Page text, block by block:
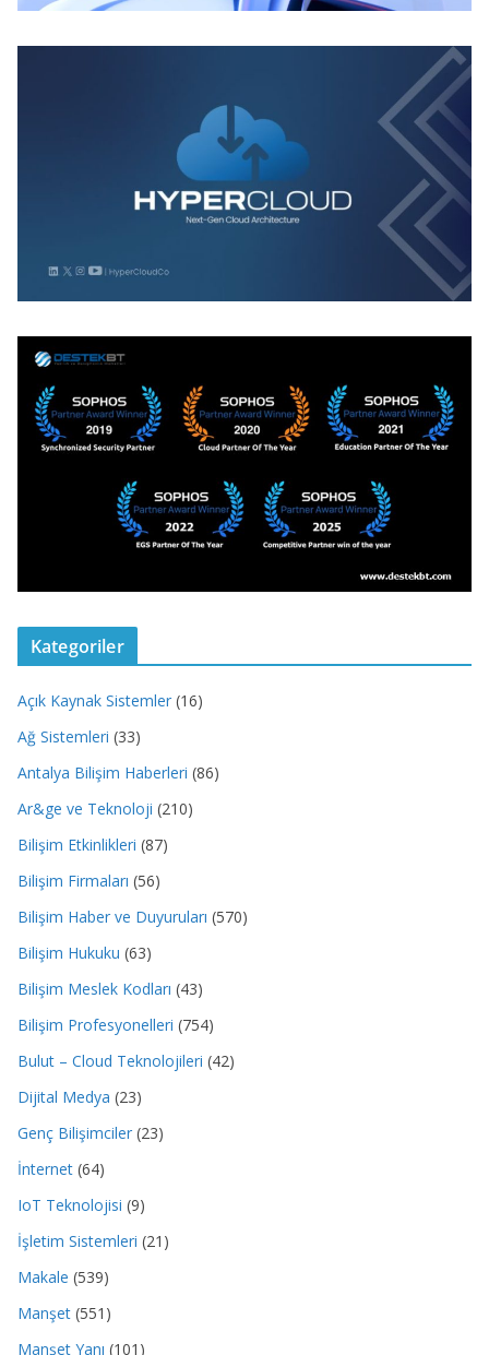
Kategoriler
Açık Kaynak Sistemler (16)
Ağ Sistemleri (33)
Antalya Bilişim Haberleri (86)
Ar&ge ve Teknoloji (210)
Bilişim Etkinlikleri (87)
Bilişim Firmaları (56)
Bilişim Haber ve Duyuruları (570)
Bilişim Hukuku (63)
Bilişim Meslek Kodları (43)
Bilişim Profesyonelleri (754)
Bulut – Cloud Teknolojileri (42)
Dijital Medya (23)
Genç Bilişimciler (23)
İnternet (64)
IoT Teknolojisi (9)
İşletim Sistemleri (21)
Makale (539)
Manşet (551)
Manşet Yanı (101)